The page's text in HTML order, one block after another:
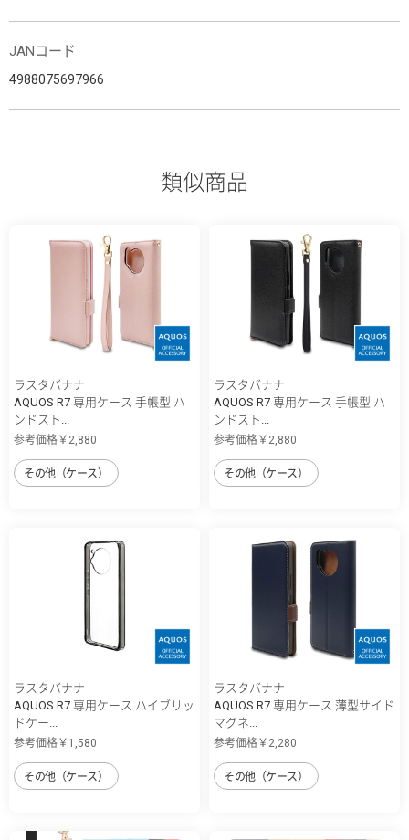
JANコード
4988075697966
類似商品
ラスタバナナ
AQUOS R7 専用ケース 手帳型 ハ
ンドスト...
参考価格￥2,880
その他（ケース）
ラスタバナナ
AQUOS R7 専用ケース 手帳型 ハ
ンドスト...
参考価格￥2,880
その他（ケース）
ラスタバナナ
AQUOS R7 専用ケース ハイブリッ
ドケー...
参考価格￥1,580
その他（ケース）
ラスタバナナ
AQUOS R7 専用ケース 薄型サイド
マグネ...
参考価格￥2,280
その他（ケース）